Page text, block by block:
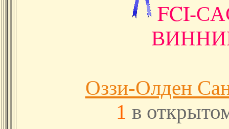
FCI-
Оззи-Олден
1 в